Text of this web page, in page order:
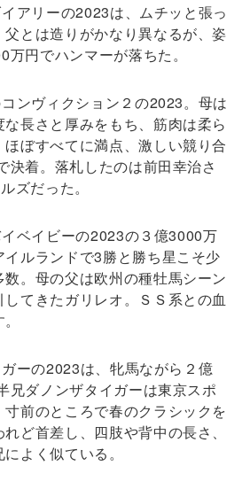
アリーの2023は、ムチッと張っ
とは造りがかなり異なるが、姿
円でハンマーが落ちた。
ンヴィクション２の2023。母は
長さと厚みをもち、筋肉は柔ら
ぼすべてに満点、激しい競り合
決着。落札したのは前田幸治さ
ズだった。
ベイビーの2023の３億3000万
ルランドで3勝と勝ち星こそ少
。母の父は欧州の種牡馬シーン
てきたガリレオ。ＳＳ系との血
ーの2023は、牝馬ながら２億
兄ダノンザタイガーは東京スポ
前のところで春のクラシックを
ど首差し、四肢や背中の長さ、
よく似ている。